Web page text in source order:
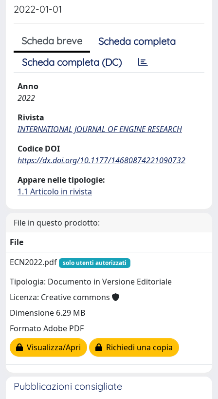
2022-01-01
Scheda breve
Scheda completa
Scheda completa (DC)
Anno
2022
Rivista
INTERNATIONAL JOURNAL OF ENGINE RESEARCH
Codice DOI
https://dx.doi.org/10.1177/14680874221090732
Appare nelle tipologie:
1.1 Articolo in rivista
File in questo prodotto:
File
ECN2022.pdf
solo utenti autorizzati
Tipologia: Documento in Versione Editoriale
Licenza: Creative commons
Dimensione 6.29 MB
Formato Adobe PDF
Visualizza/Apri
Richiedi una copia
Pubblicazioni consigliate